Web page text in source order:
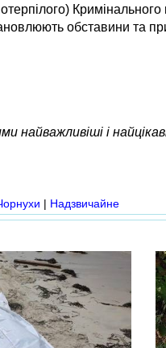
Кримінального
обставини та
найважливіші і
| Надзвичайне